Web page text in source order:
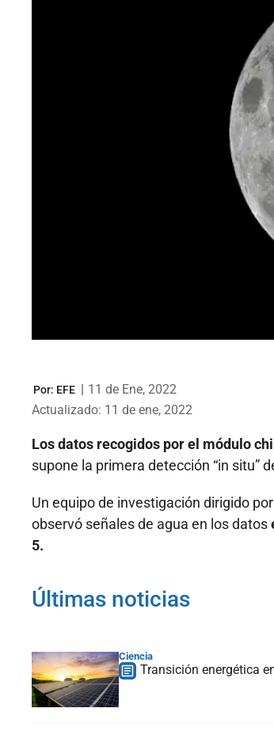
Por: EFE | 11 de Ene, 2022
Actualizado: 11 de ene, 2022
Los datos recogidos por el módulo
supone la primera detección “in situ”
Un equipo de investigación dirigido
observó señales de agua en los datos
5.
Últimas noticias
Ciencia
Transición energética